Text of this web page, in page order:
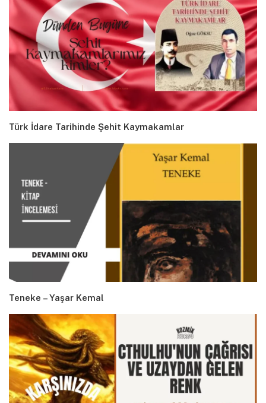
Türk İdare Tarihinde Şehit Kaymakamlar
Teneke – Yaşar Kemal